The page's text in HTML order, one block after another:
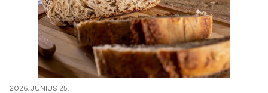
2026. JÚNIUS 25.